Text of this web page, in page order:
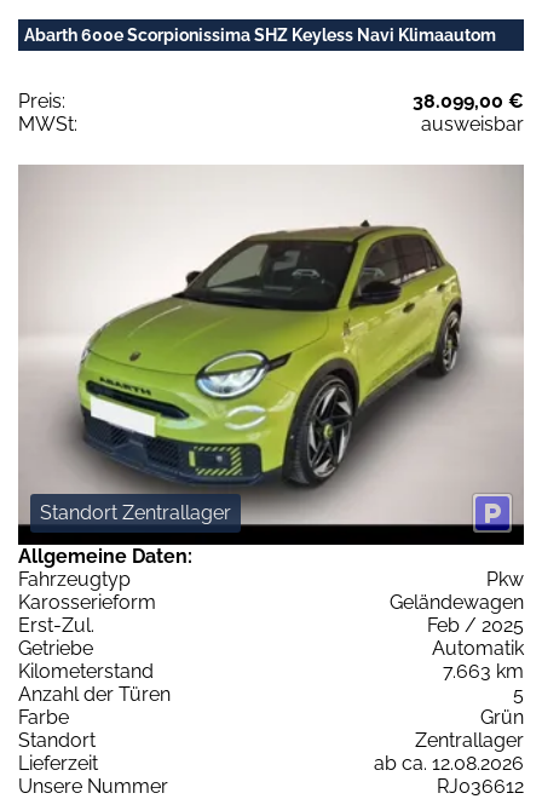
Abarth 600e Scorpionissima SHZ Keyless Navi Klimaautom
Preis:
38.099,00 €
MWSt:
ausweisbar
Standort Zentrallager
Allgemeine Daten:
Fahrzeugtyp
Pkw
Karosserieform
Geländewagen
Erst-Zul.
Feb / 2025
Getriebe
Automatik
Kilometerstand
7.663 km
Anzahl der Türen
5
Farbe
Grün
Standort
Zentrallager
Lieferzeit
ab ca. 12.08.2026
Unsere Nummer
RJ036612